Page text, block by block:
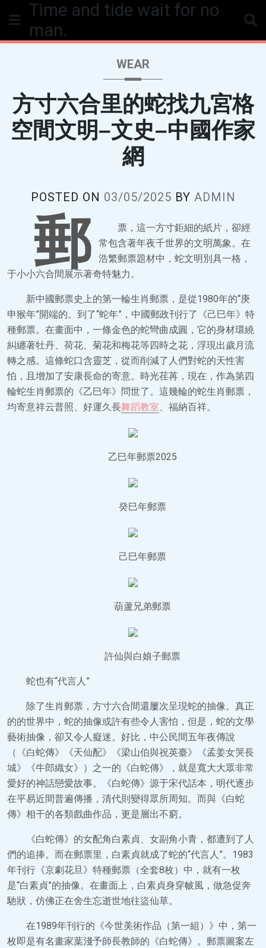
Time and tide wait for no
man.
WEAR
方寸六合里的蛇找九宮格
空間文明–文史–中國作家
網
POSTED ON 03/05/2025 BY ADMIN
郵
票，這一方寸鉅細的紙片，卻經
常包含著年夜千世界的文明萬象。在
浩繁郵票題材中，蛇文明別具一格，
于小小六合間展示著奇特魅力。
新中國郵票史上的第一輪生肖郵票，是從1980年的“庚
申猴年”開端的。到了“蛇年”，中國郵政刊行了《己巳年》特
種郵票。在畫面中，一條金色的蛇彎曲成圓，它的身材環繞
糾纏著牡丹、荷花、菊花和梅花等四時之花，浮現出歲月流
轉之感。這條蛇口含靈芝，從而削減了人們對蛇的天性害
怕，且增加了安康長命的寄意。時光荏苒，現在，作為第四
輪蛇生肖郵票的《乙巳年》問世了。這幾輪的蛇生肖郵票，
均寄意祥云普照、好運久長舞蹈教室、福納百祥。
乙巳年郵票2025
癸巳年郵票
己巳年郵票
葫蘆兄弟郵票
許仙與白娘子郵票
蛇也有“代言人”
除了生肖郵票，方寸六合間還屢次呈現蛇的抽像。真正
的的世界中，蛇的抽像或許有些令人害怕，但是，蛇的文學
藝術抽像，卻又令人癡迷。好比，中公民間五年夜傳說
（《白蛇傳》《天仙配》《梁山伯與祝英臺》《孟姜女哭長
城》《牛郎織女》）之一的《白蛇傳》，就是寬大大眾非常
愛好的神話戀愛故事。《白蛇傳》源于宋代話本，明代逐步
在平易近間普遍傳播，清代則變得眾所周知。而與《白蛇
傳》相干的各類戲曲作品，更是層出不窮。
《白蛇傳》的女配角白素貞、女副角小青，都遭到了人
們的追捧。而在郵票里，白素貞就成了蛇的“代言人”。1983
年刊行《京劇花旦》特種郵票（全套8枚）中，就有一枚
是“白素貞”的抽像。在畫面上，白素貞身穿帔風，做急促奔
馳狀，仿佛正在舍生忘逝世地往盜仙草。
在1989年刊行的《今世美術作品（第一組）》中，第一
枚即是有名畫家葉淺予師長教師的《白蛇傳》。郵票圖案左